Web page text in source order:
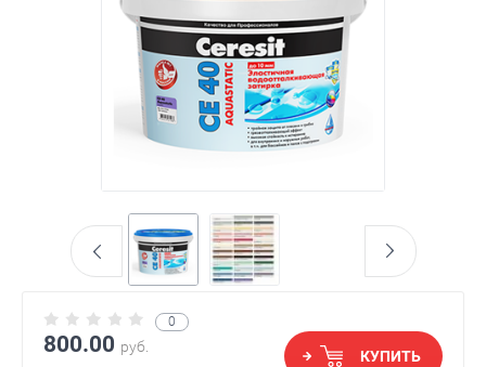
0
800.00 руб.
КУПИТЬ